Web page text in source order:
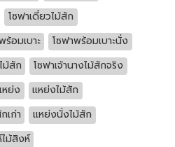
โซฟาเดี่ยวไม้สัก
ร้อมเบาะ
โซฟาพร้อมเบาะนั่ง
ม้สัก
โซฟาเจ้านางไม้สักจริง
ย่ง
แหย่งไม้สัก
เก่า
แหย่งนั่งไม้สัก
ม้สิงห์